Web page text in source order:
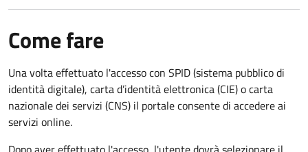
Come fare
Una volta effettuato l'accesso con SPID (sistema pubblico di
identità digitale), carta d’identità elettronica (CIE) o carta
nazionale dei servizi (CNS) il portale consente di accedere ai
servizi online.